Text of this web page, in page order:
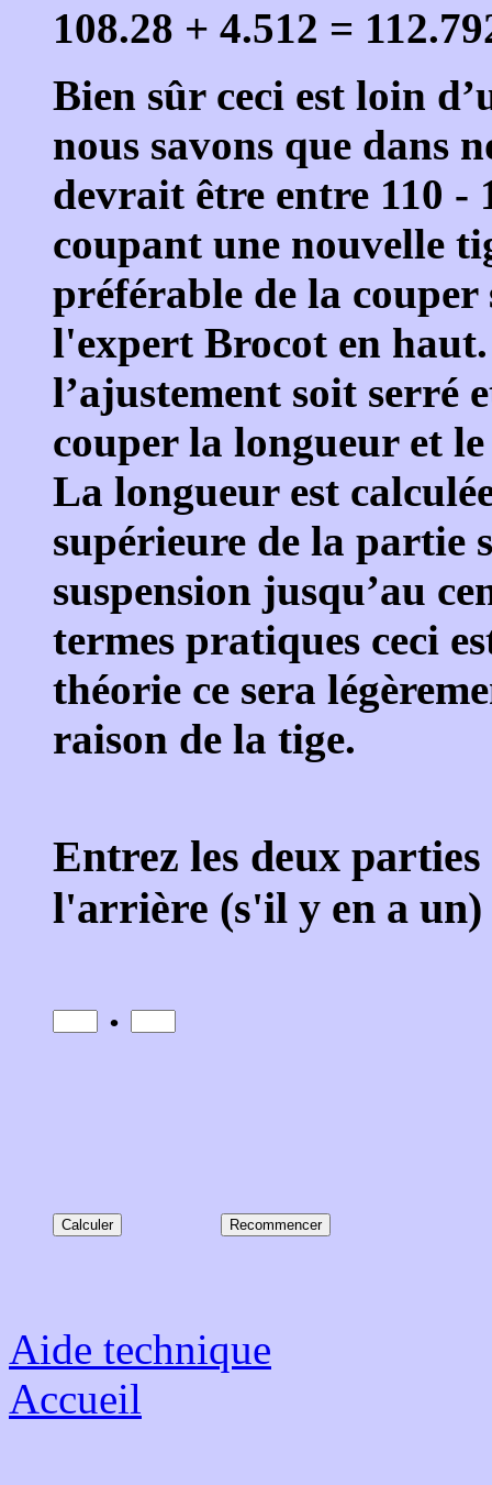
108.28 + 4.512 =
Bien sûr ceci est loin
nous savons que dans
devrait être entre 110 -
coupant une nouvelle
préférable de la couper
l'expert Brocot en
l’ajustement soit serré
couper la longueur et
La longueur est
supérieure de la partie
suspension jusqu’au
termes pratiques ceci
théorie ce sera
raison de la tige.
Entrez les deux
l'arrière (s'il y en a un)
.
Aide technique
Accueil